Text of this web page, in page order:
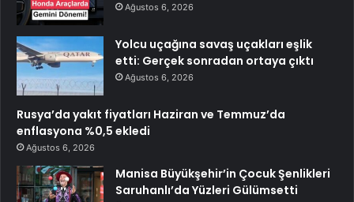
Ağustos 6, 2026
Yolcu uçağına savaş uçakları eşlik
etti: Gerçek sonradan ortaya çıktı
Ağustos 6, 2026
Rusya’da yakıt fiyatları Haziran ve Temmuz’da
enflasyona %0,5 ekledi
Ağustos 6, 2026
Manisa Büyükşehir’in Çocuk Şenlikleri
Saruhanlı’da Yüzleri Gülümsetti